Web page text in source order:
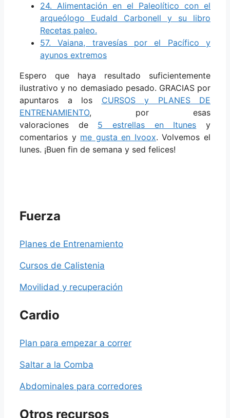
24. Alimentación en el Paleolítico con el
arqueólogo Eudald Carbonell y su libro
Recetas paleo.
57. Vaiana, travesías por el Pacífico y
ayunos extremos
Espero que haya resultado suficientemente
ilustrativo y no demasiado pesado. GRACIAS por
apuntaros a los CURSOS y PLANES DE
ENTRENAMIENTO, por esas
valoraciones de 5 estrellas en Itunes y
comentarios y me gusta en Ivoox. Volvemos el
lunes. ¡Buen fin de semana y sed felices!
Fuerza
Planes de Entrenamiento
Cursos de Calistenia
Movilidad y recuperación
Cardio
Plan para empezar a correr
Saltar a la Comba
Abdominales para corredores
Otros recursos